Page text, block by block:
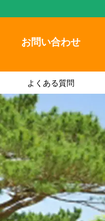
お問い合わせ
よくある質問